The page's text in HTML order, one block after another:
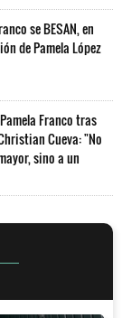
se BESAN, en
de Pamela López
Franco tras
Cueva: "No
sino a un